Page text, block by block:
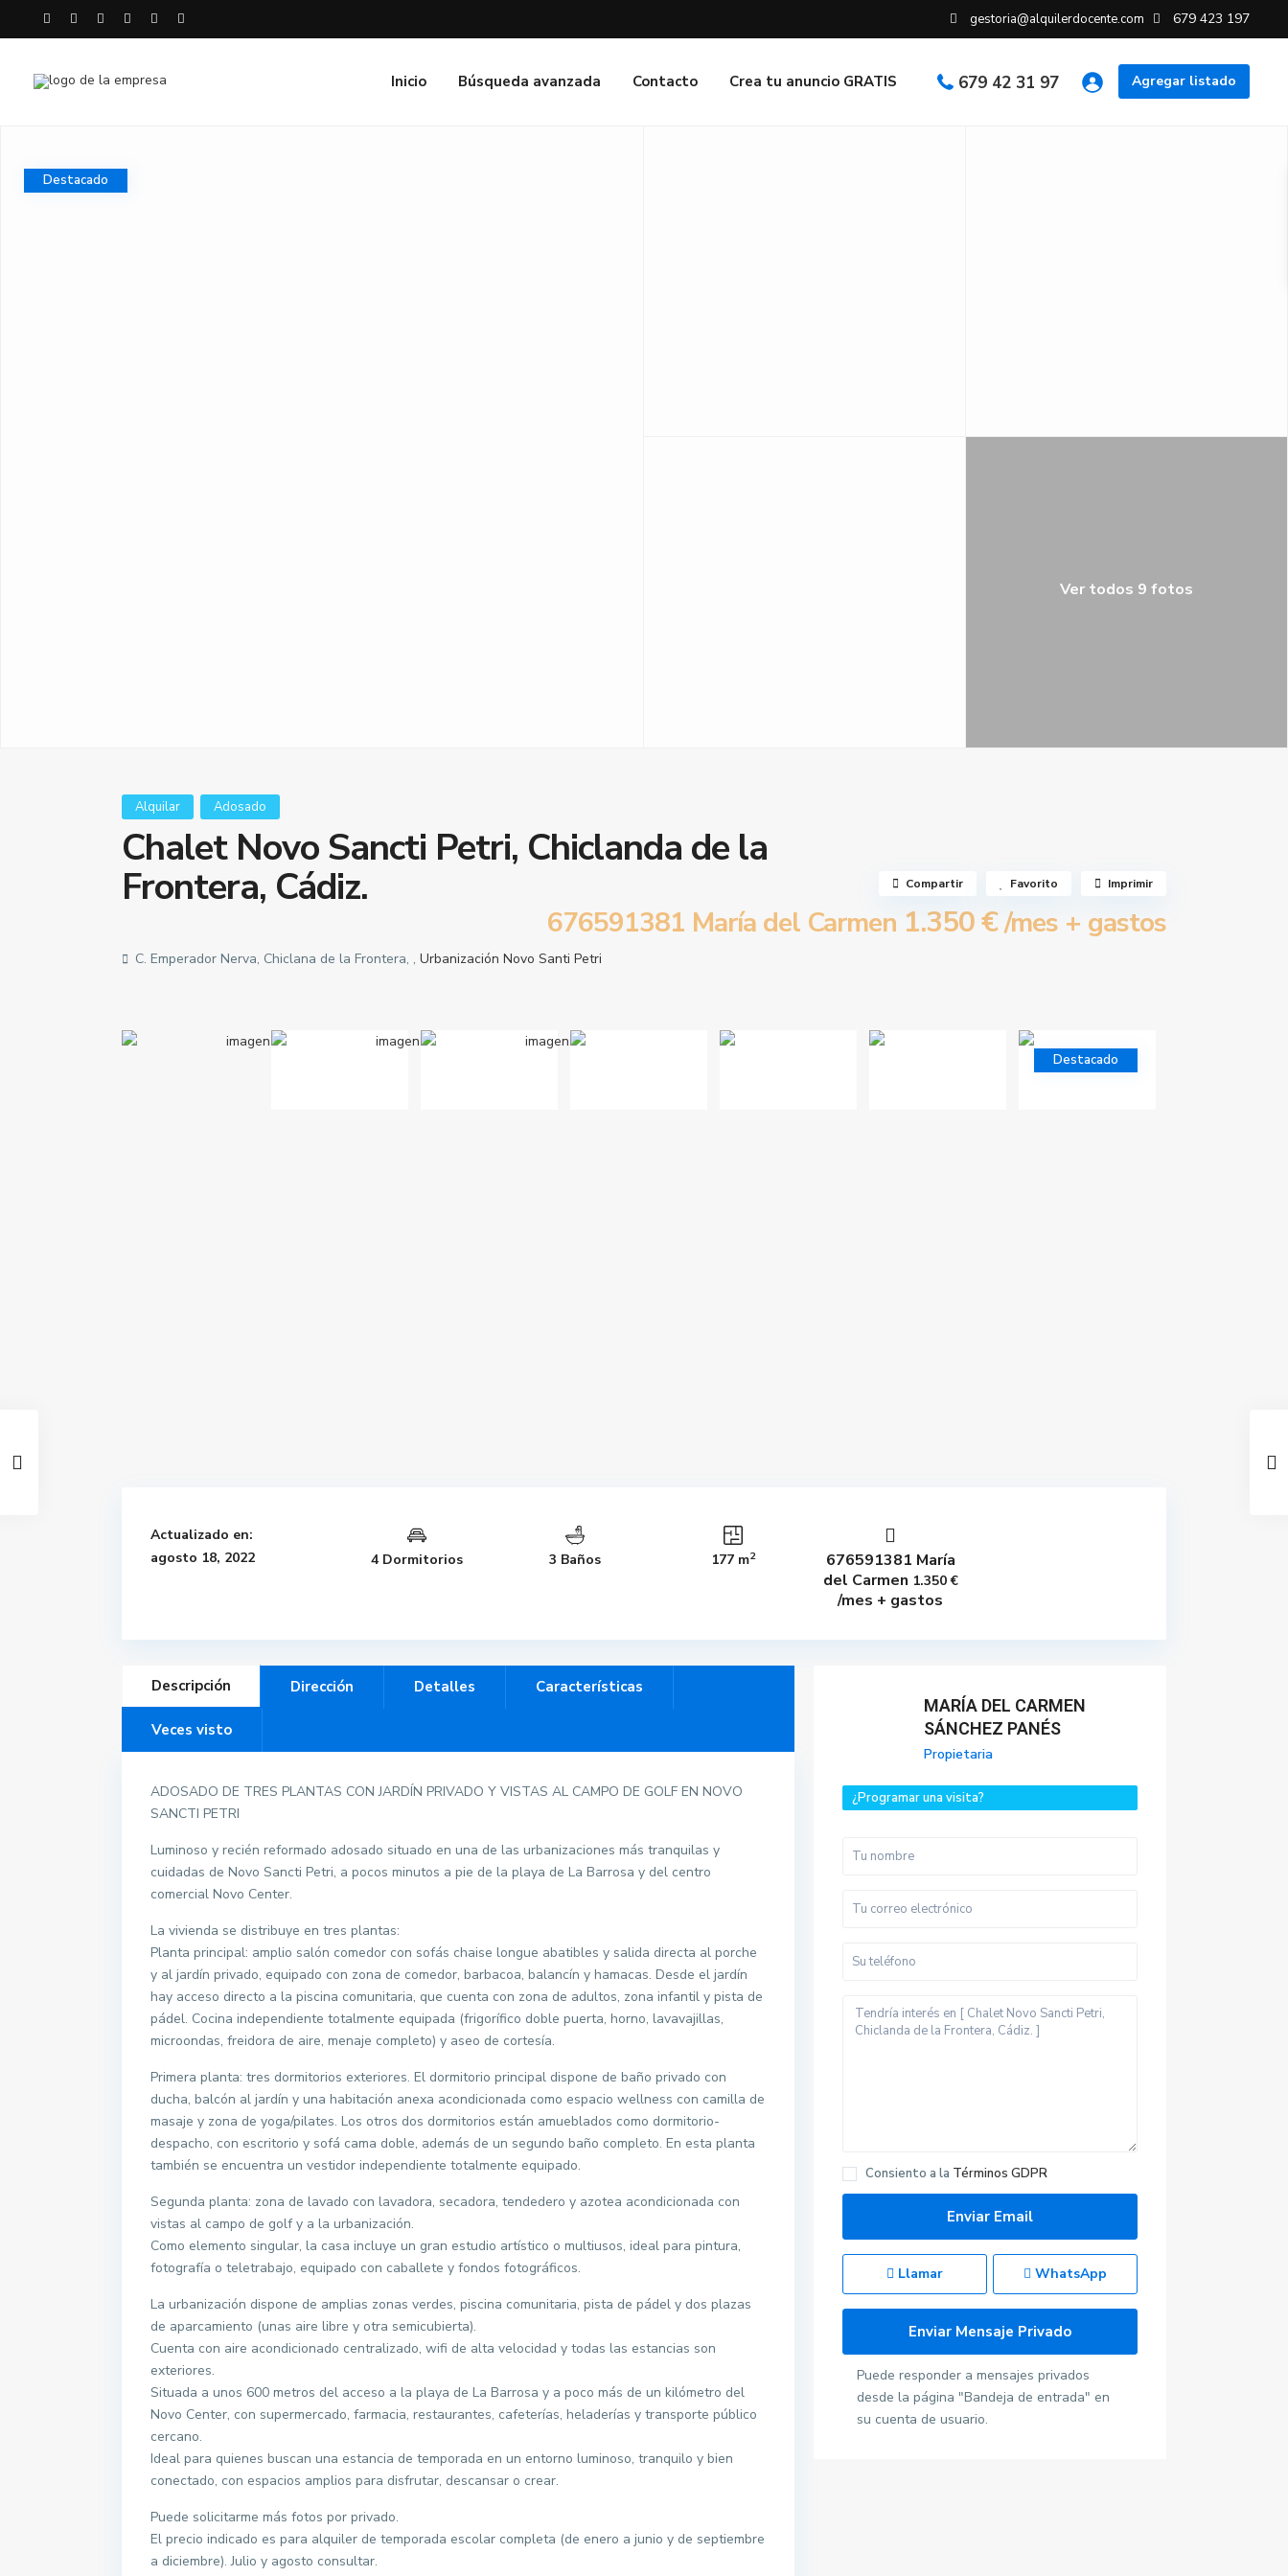
gestoria@alquilerdocente.com 679 423 197
Agregar listado
679 42 31 97
Inicio Búsqueda avanzada Contacto Crea tu anuncio GRATIS
Destacado
Ver todos 9 fotos
Alquilar Adosado
Chalet Novo Sancti Petri, Chiclanda de la
Frontera, Cádiz.
676591381 María del Carmen 1.350 €/mes + gastos
C. Emperador Nerva, Chiclana de la Frontera, , Urbanización Novo Santi Petri
Compartir Favorito Imprimir
Destacado
Actualizado en:
agosto 18, 2022
4 Dormitorios 3 Baños 177 m2
676591381 María
del Carmen 1.350 €
/mes + gastos
Descripción Dirección Detalles Características
Veces visto
ADOSADO DE TRES PLANTAS CON JARDÍN PRIVADO Y VISTAS AL CAMPO DE GOLF EN NOVO
SANCTI PETRI
Luminoso y recién reformado adosado situado en una de las urbanizaciones más tranquilas y
cuidadas de Novo Sancti Petri, a pocos minutos a pie de la playa de La Barrosa y del centro
comercial Novo Center.
La vivienda se distribuye en tres plantas:
Planta principal: amplio salón comedor con sofás chaise longue abatibles y salida directa al porche
y al jardín privado, equipado con zona de comedor, barbacoa, balancín y hamacas. Desde el jardín
hay acceso directo a la piscina comunitaria, que cuenta con zona de adultos, zona infantil y pista de
pádel. Cocina independiente totalmente equipada (frigorífico doble puerta, horno, lavavajillas,
microondas, freidora de aire, menaje completo) y aseo de cortesía.
Primera planta: tres dormitorios exteriores. El dormitorio principal dispone de baño privado con
ducha, balcón al jardín y una habitación anexa acondicionada como espacio wellness con camilla de
masaje y zona de yoga/pilates. Los otros dos dormitorios están amueblados como dormitorio-
despacho, con escritorio y sofá cama doble, además de un segundo baño completo. En esta planta
también se encuentra un vestidor independiente totalmente equipado.
Segunda planta: zona de lavado con lavadora, secadora, tendedero y azotea acondicionada con
vistas al campo de golf y a la urbanización.
Como elemento singular, la casa incluye un gran estudio artístico o multiusos, ideal para pintura,
fotografía o teletrabajo, equipado con caballete y fondos fotográficos.
La urbanización dispone de amplias zonas verdes, piscina comunitaria, pista de pádel y dos plazas
de aparcamiento (unas aire libre y otra semicubierta).
Cuenta con aire acondicionado centralizado, wifi de alta velocidad y todas las estancias son
exteriores.
Situada a unos 600 metros del acceso a la playa de La Barrosa y a poco más de un kilómetro del
Novo Center, con supermercado, farmacia, restaurantes, cafeterías, heladerías y transporte público
cercano.
Ideal para quienes buscan una estancia de temporada en un entorno luminoso, tranquilo y bien
conectado, con espacios amplios para disfrutar, descansar o crear.
Puede solicitarme más fotos por privado.
El precio indicado es para alquiler de temporada escolar completa (de enero a junio y de septiembre
a diciembre). Julio y agosto consultar.
MARÍA DEL CARMEN
SÁNCHEZ PANÉS
Propietaria
¿Programar una visita?
Consiento a la Términos GDPR
Llamar WhatsApp
Puede responder a mensajes privados
desde la página "Bandeja de entrada" en
su cuenta de usuario.
Contacta con nosotros
Calle velazquez 2, 41610. Paradas (sevilla)
679 423 197